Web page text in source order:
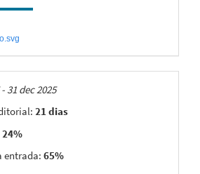
31 dec 2025
21 dias
24%
entrada: 65%